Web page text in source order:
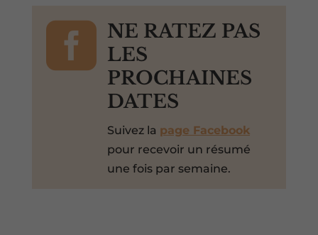

NE RATEZ PAS
LES
PROCHAINES
DATES
Suivez la page Facebook
pour recevoir un résumé
une fois par semaine.